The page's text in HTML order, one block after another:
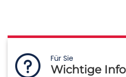
Für Sie
Wichtige